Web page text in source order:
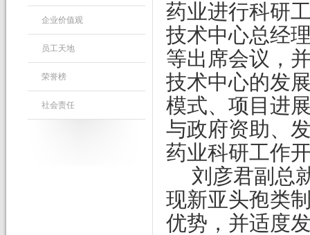
企业价值观
员工天地
荣誉榜
社会责任
药业进行科研
技术中心总经
等出席会议，
技术中心的发
模式、项目进
与政府资助、
药业科研工作
刘彦君副总
现新亚头孢类
优势，并适度